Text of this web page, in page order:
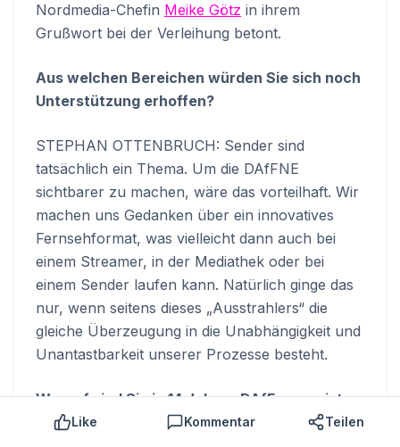
Nordmedia-Chefin Meike Götz in ihrem
Grußwort bei der Verleihung betont.
Aus welchen Bereichen würden Sie sich noch
Unterstützung erhoffen?
STEPHAN OTTENBRUCH: Sender sind
tatsächlich ein Thema. Um die DAfFNE
sichtbarer zu machen, wäre das vorteilhaft. Wir
machen uns Gedanken über ein innovatives
Fernsehformat, was vielleicht dann auch bei
einem Streamer, in der Mediathek oder bei
einem Sender laufen kann. Natürlich ginge das
nur, wenn seitens dieses „Ausstrahlers“ die
gleiche Überzeugung in die Unabhängigkeit und
Unantastbarkeit unserer Prozesse besteht.
Worauf sind Sie in 14 Jahren DAfF am meisten
stolz?Like Kommentar Teilen